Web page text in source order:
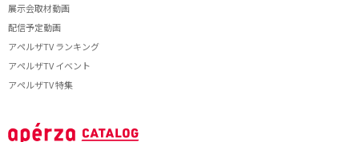
展示会取材動画
配信予定動画
アペルザTV ランキング
アペルザTV イベント
アペルザTV 特集